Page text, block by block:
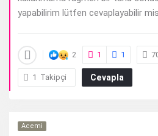
yapabilirim lütfen cevaplayabilir
2 1 1
1 Takipçi Cevapla
Acemi